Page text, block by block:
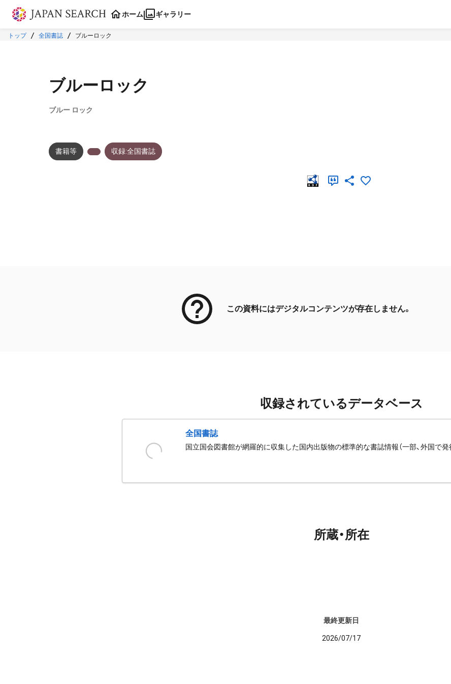
本文に飛ぶ
ホーム ギャラリー
トップ 全国書誌 ブルーロック
ブルーロック
ブルー ロック
書籍等 収録:全国書誌
この資料にはデジタルコンテンツが存在しません。
収録されているデータベース
全国書誌
国立国会図書館が網羅的に収集した国内出版物の標準的な書誌情報（一部、外国で
所蔵・所在
最終更新日
2026/07/17